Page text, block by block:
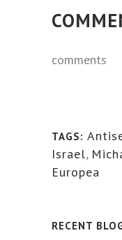
comments
TAGS:
Israel,
Europea
RECENT